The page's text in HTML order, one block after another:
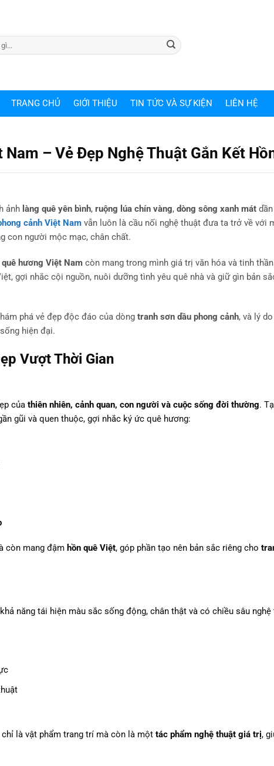
TRANG CHỦ GIỚI THIỆU TIN TỨC VÀ SỰ KIỆN LIÊN HỆ
– Vẻ Đẹp Nghệ Thuật Gắn Kết
ảnh làng quê yên bình, ruộng lúa chín vàng, dòng sông xanh mát
cảnh Việt Nam vẫn luôn là cầu nối nghệ thuật đưa ta trở về với
con người mộc mạc, chân chất.
hương Việt Nam còn mang trong mình giá trị văn hóa và tinh
gợi nhắc cội nguồn, nuôi dưỡng tình yêu quê nhà và giữ gìn bản
phá vẻ đẹp độc đáo của dòng tranh sơn dầu phong cảnh, và lý
hiện đại.
Vượt Thời Gian
của thiên nhiên, cảnh quan, con người và cuộc sống đời thường.
gũi và quen thuộc, gợi nhắc ký ức quê hương:
còn mang đậm hồn quê Việt, góp phần tạo nên bản sắc riêng cho
năng tái hiện màu sắc sống động, chân thật và có chiều sâu nghệ
chỉ là vật phẩm trang trí mà còn là một tác phẩm nghệ thuật giá trị,